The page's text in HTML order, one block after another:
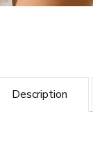
Description